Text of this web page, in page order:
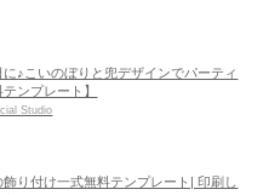
に♪こいのぼりと兜デザインでパーティ
ンプレート】
Studio
飾り付け一式無料テンプレート| 印刷し